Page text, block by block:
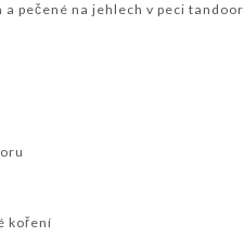
pečené na jehlech v peci tandoor
koření